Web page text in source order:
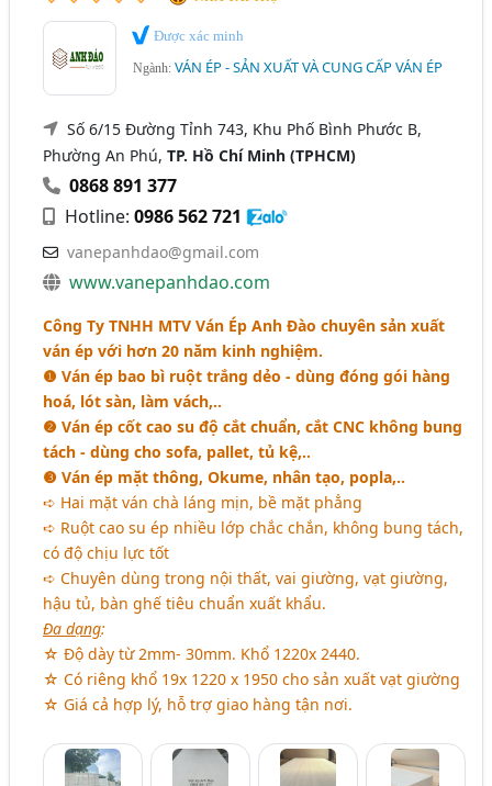
Được xác minh
Ngành:VÁN ÉP - SẢN XUẤT VÀ CUNG CẤP VÁN ÉP
Số 6/15 Đường Tỉnh 743, Khu Phố Bình Phước B,
Phường An Phú,TP. Hồ Chí Minh (TPHCM)
0868 891 377
Hotline:0986 562 721
vanepanhdao@gmail.com
www.vanepanhdao.com
Công Ty TNHH MTV Ván Ép Anh Đào chuyên sản xuất
ván ép với hơn 20 năm kinh nghiệm.
❶ Ván ép bao bì ruột trắng dẻo - dùng đóng gói hàng
hoá, lót sàn, làm vách,..
❷ Ván ép cốt cao su độ cắt chuẩn, cắt CNC không bung
tách - dùng cho sofa, pallet, tủ kệ,..
❸ Ván ép mặt thông, Okume, nhân tạo, popla,..
➪ Hai mặt ván chà láng mịn, bề mặt phẳng
➪ Ruột cao su ép nhiều lớp chắc chắn, không bung tách,
có độ chịu lực tốt
➪ Chuyên dùng trong nội thất, vai giường, vạt giường,
hậu tủ, bàn ghế tiêu chuẩn xuất khẩu.
Đa dạng:
☆ Độ dày từ 2mm- 30mm. Khổ 1220x 2440.
☆ Có riêng khổ 19x 1220 x 1950 cho sản xuất vạt giường
☆ Giá cả hợp lý, hỗ trợ giao hàng tận nơi.